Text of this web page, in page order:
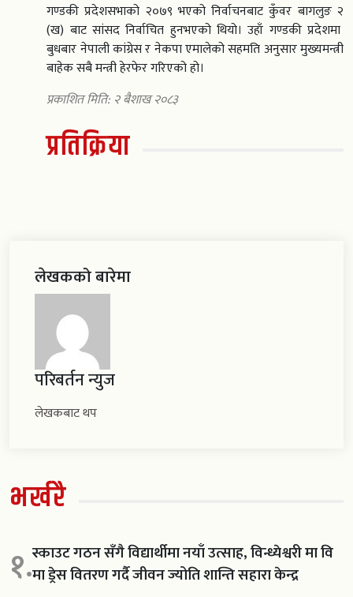
गण्डकी प्रदेशसभाको २०७९ भएको निर्वाचनबाट कुँवर बागलुङ २
(ख) बाट सांसद निर्वाचित हुनभएको थियो। उहाँ गण्डकी प्रदेशमा
बुधबार नेपाली कांग्रेस र नेकपा एमालेको सहमति अनुसार मुख्यमन्त्री
बाहेक सबै मन्त्री हेरफेर गरिएको हो।
प्रकाशित मिति: २ बैशाख २०८३
प्रतिक्रिया
लेखकको बारेमा
परिबर्तन न्युज
लेखकबाट थप
भर्खरै
१.स्काउट गठन सँगै विद्यार्थीमा नयाँ उत्साह, विन्ध्येश्वरी मा वि
मा ड्रेस वितरण गर्दै जीवन ज्योति शान्ति सहारा केन्द्र